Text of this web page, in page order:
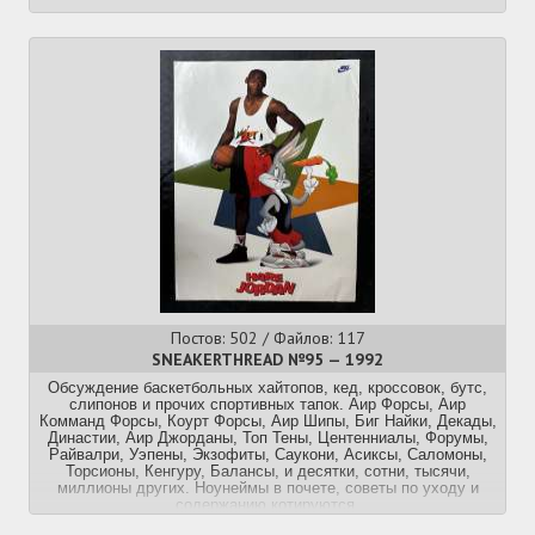
Постов: 502 / Файлов: 117
SNEAKERTHREAD №95 — 1992
Обсуждение баскетбольных хайтопов, кед, кроссовок, бутс,
слипонов и прочих спортивных тапок. Аир Форсы, Аир
Комманд Форсы, Коурт Форсы, Аир Шипы, Биг Найки, Декады,
Династии, Аир Джорданы, Топ Тены, Центенниалы, Форумы,
Райвалри, Уэпены, Экзофиты, Саукони, Асиксы, Саломоны,
Торсионы, Кенгуру, Балансы, и десятки, сотни, тысячи,
миллионы других. Ноунеймы в почете, советы по уходу и
содержанию котируются.